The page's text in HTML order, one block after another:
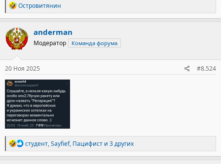
Р
е
а
к
ц
и
и
:
Островитянин
anderman
Модератор Команда форума
20 Ноя 2025 #8.524
Р
е
а
студент,Sayfief, Пацифист и 3 других